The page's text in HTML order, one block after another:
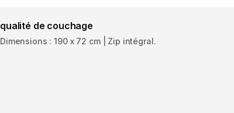
qualité de couchage
Dimensions : 190 x 72 cm | Zip intégral.